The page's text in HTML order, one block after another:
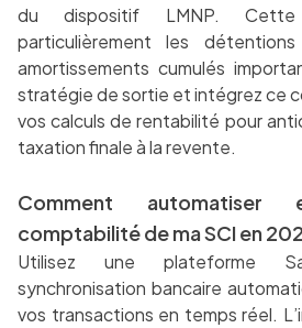
du dispositif LMNP. Cette
particulièrement les
amortissements cumulés
stratégie de sortie et intégrez ce
vos calculs de rentabilité pour
taxation finale à la revente.
Comment automatiser
comptabilité de ma SCI en
Utilisez une plateforme
synchronisation bancaire
vos transactions en temps réel.